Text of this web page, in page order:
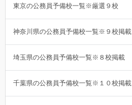
東京の公務員予備校一覧※厳選９校
神奈川県の公務員予備校一覧※９校掲載
埼玉県の公務員予備校一覧※８校掲載
千葉県の公務員予備校一覧※１０校掲載